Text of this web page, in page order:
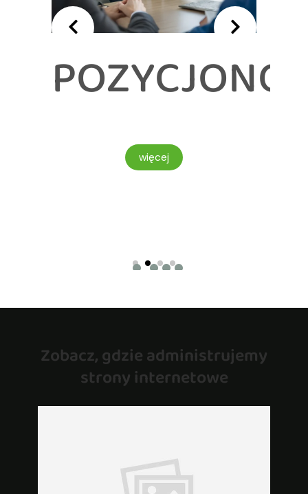
więcej
Zobacz, gdzie administrujemy
strony internetowe